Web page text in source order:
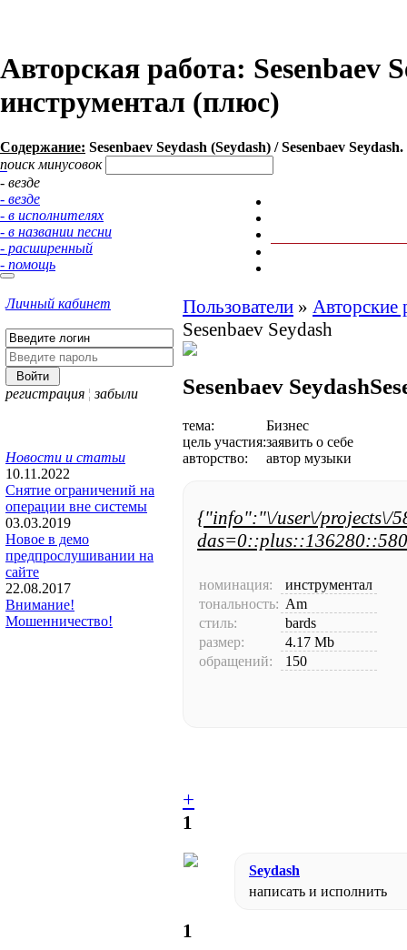
Авторская работа: Sesenbaev
инструментал (плюс)
Содержание: Sesenbaev Seydash (Seydash) / Sesenbaev
поиск минусовок
- везде
- везде
- в исполнителях
- в названии песни
- расширенный
- помощь
Личный кабинет
регистрация ¦ забыли
Новости и статьи
10.11.2022
Снятие ограничений на
операции вне системы
03.03.2019
Новое в демо
предпрослушивании на
сайте
22.08.2017
Внимание!
Мошенничество!
Пользователи » Авторские
Sesenbaev Seydash
Sesenbaev Seydash
тема:
Бизнес
цель участия:заявить о себе
авторство:
автор музыки
{"info":"\/user\/projects\/
номинация:
инструментал
тональность: Am
стиль:
bards
размер:
4.17 Mb
обращений:
150
+
1
Seydash
написать и исполнить
1